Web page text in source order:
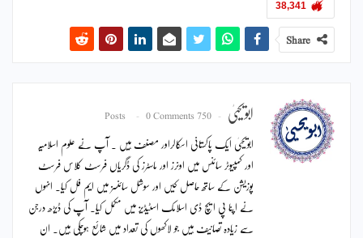
38,341
Share
ابویحییٰ 750 Posts
0 Comments
ابویحییٰ ایک پاکستانی اسکالراور مصنف ہیں ۔ آپ نے علوم اسلامیہ
اور کمپیوٹر سائنس میں اونرز اور ماسٹرز کی ڈگریاں فرسٹ کلاس فرسٹ
پوزیشن کے ساتھ حاصل کیں اور سوشل سائنسز میں ایم فل کیا۔ انہوں
نے اپنا پی ایچ ڈی اسلامک اسٹیڈیز میں مکمل کیا۔ آپ کی ڈیڑھ درجن
سے زیادہ تصانیف ہیں جو لاکھوں کی تعداد میں شائع ہوچکی ہیں۔ ان